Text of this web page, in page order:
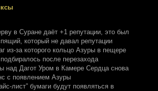
в Суране даёт +1 репутации, это был
который не давал репутации
из-за которого кольцо Азуры в пещере
после перезахода
над Дагот Уром в Камере Сердца снова
с появлением Азуры
лист” бумаги будут появляться в